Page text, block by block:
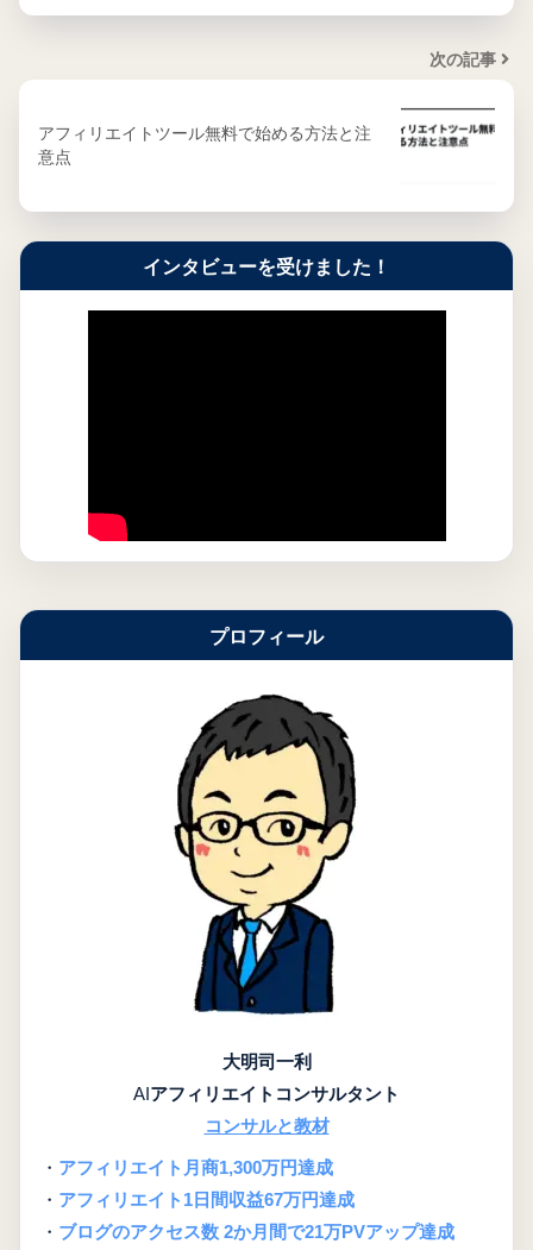
次の記事
アフィリエイトツール無料で始める方法と注
意点
インタビューを受けました！
プロフィール
大明司一利
AIアフィリエイトコンサルタント
コンサルと教材
・ アフィリエイト月商1,300万円達成
・ アフィリエイト1日間収益67万円達成
・ ブログのアクセス数 2か月間で21万PVアップ達成